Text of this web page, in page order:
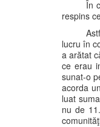
În
respins
lucru în
a arătat
ce erau
sunat-o
acorda
luat
nu de